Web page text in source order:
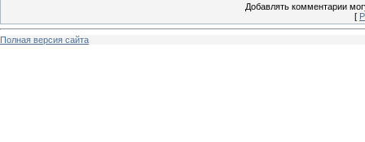
Добавлять комментарии
[
Полная версия сайта